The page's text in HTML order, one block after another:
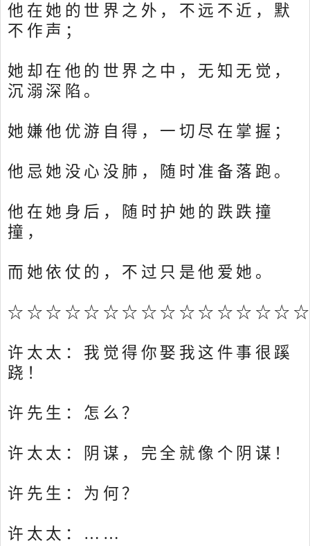
他在她的世界之外，不远不近，默
不作声；
她却在他的世界之中，无知无觉，
沉溺深陷。
她嫌他优游自得，一切尽在掌握；
他忌她没心没肺，随时准备落跑。
他在她身后，随时护她的跌跌撞
撞，
而她依仗的，不过只是他爱她。
许太太：我觉得你娶我这件事很蹊
跷！
许先生：怎么？
许太太：阴谋，完全就像个阴谋！
许先生：为何？
许太太：……